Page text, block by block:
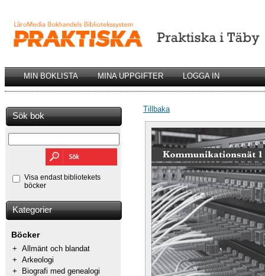
MIN BOKLISTA MINA UPPGIFTER LOGGA IN
Sök bok
Visa endast bibliotekets
böcker
Kategorier
Böcker
+ Allmänt och blandat
+ Arkeologi
+
Biografi med genealogi
Tillbaka